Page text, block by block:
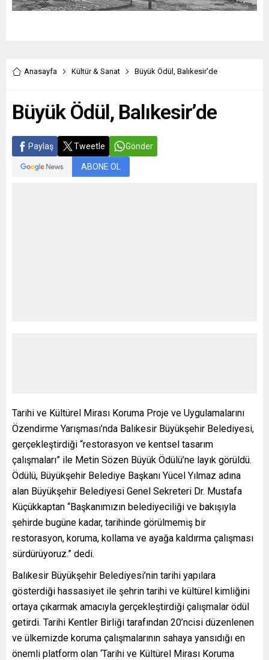
Anasayfa Kültür & Sanat Büyük Ödül, Balıkesir’de
Büyük Ödül, Balıkesir’de
Paylaş Tweetle Gönder
ABONE OL
Tarihi ve Kültürel Mirası Koruma Proje ve Uygulamalarını
Özendirme Yarışması’nda Balıkesir Büyükşehir Belediyesi,
gerçekleştirdiği “restorasyon ve kentsel tasarım
çalışmaları” ile Metin Sözen Büyük Ödülü’ne layık görüldü.
Ödülü, Büyükşehir Belediye Başkanı Yücel Yılmaz adına
alan Büyükşehir Belediyesi Genel Sekreteri Dr. Mustafa
Küçükkaptan “Başkanımızın belediyeciliği ve bakışıyla
şehirde bugüne kadar, tarihinde görülmemiş bir
restorasyon, koruma, kollama ve ayağa kaldırma çalışması
sürdürüyoruz.” dedi.
Balıkesir Büyükşehir Belediyesi’nin tarihi yapılara
gösterdiği hassasiyet ile şehrin tarihi ve kültürel kimliğini
ortaya çıkarmak amacıyla gerçekleştirdiği çalışmalar ödül
getirdi. Tarihi Kentler Birliği tarafından 20’ncisi düzenlenen
ve ülkemizde koruma çalışmalarının sahaya yansıdığı en
önemli platform olan ‘Tarihi ve Kültürel Mirası Koruma